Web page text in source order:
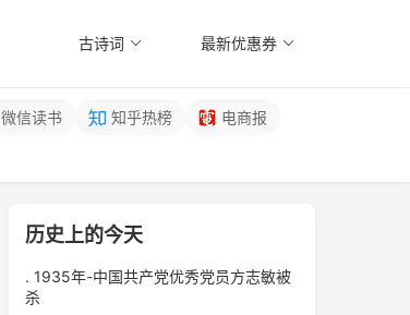
古诗词 最新优惠券
微信读书 知乎热榜
电商报
历史上的今天
. 1935年-中国共产党优秀党员方志敏被
杀